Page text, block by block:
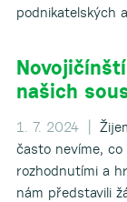
podnikatelských
našich
1. 7. 2024 |
často nevíme, co
rozhodnutími a
nám představili